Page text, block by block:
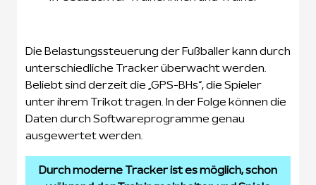
Die Belastungssteuerung der Fußballer kann durch
unterschiedliche Tracker überwacht werden.
Beliebt sind derzeit die „GPS-BHs“, die Spieler
unter ihrem Trikot tragen. In der Folge können die
Daten durch Softwareprogramme genau
ausgewertet werden.
Durch moderne Tracker ist es möglich, schon